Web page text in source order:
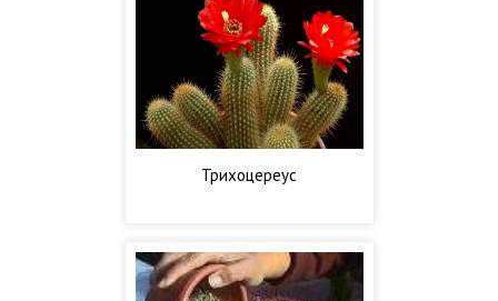
Трихоцереус